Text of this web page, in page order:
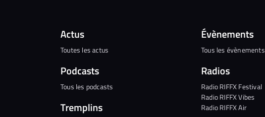
Actus
Toutes les actus
Podcasts
Tous les podcasts
Tremplins
Évènements
Tous les évènements
Radios
Radio RIFFX Festival
Radio RIFFX Vibes
Radio RIFFX Air